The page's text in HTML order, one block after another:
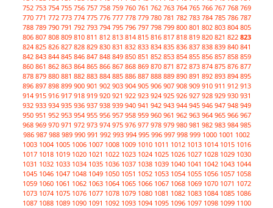
752 753 754 755 756 757 758 759 760 761 762 763 764 765 766 767 768 769
770 771 772 773 774 775 776 777 778 779 780 781 782 783 784 785 786 787
788 789 790 791 792 793 794 795 796 797 798 799 800 801 802 803 804 805
806 807 808 809 810 811 812 813 814 815 816 817 818 819 820 821 822 823
824 825 826 827 828 829 830 831 832 833 834 835 836 837 838 839 840 841
842 843 844 845 846 847 848 849 850 851 852 853 854 855 856 857 858 859
860 861 862 863 864 865 866 867 868 869 870 871 872 873 874 875 876 877
878 879 880 881 882 883 884 885 886 887 888 889 890 891 892 893 894 895
896 897 898 899 900 901 902 903 904 905 906 907 908 909 910 911 912 913
914 915 916 917 918 919 920 921 922 923 924 925 926 927 928 929 930 931
932 933 934 935 936 937 938 939 940 941 942 943 944 945 946 947 948 949
950 951 952 953 954 955 956 957 958 959 960 961 962 963 964 965 966 967
968 969 970 971 972 973 974 975 976 977 978 979 980 981 982 983 984 985
986 987 988 989 990 991 992 993 994 995 996 997 998 999 1000 1001 1002
1003 1004 1005 1006 1007 1008 1009 1010 1011 1012 1013 1014 1015 1016
1017 1018 1019 1020 1021 1022 1023 1024 1025 1026 1027 1028 1029 1030
1031 1032 1033 1034 1035 1036 1037 1038 1039 1040 1041 1042 1043 1044
1045 1046 1047 1048 1049 1050 1051 1052 1053 1054 1055 1056 1057 1058
1059 1060 1061 1062 1063 1064 1065 1066 1067 1068 1069 1070 1071 1072
1073 1074 1075 1076 1077 1078 1079 1080 1081 1082 1083 1084 1085 1086
1087 1088 1089 1090 1091 1092 1093 1094 1095 1096 1097 1098 1099 1100